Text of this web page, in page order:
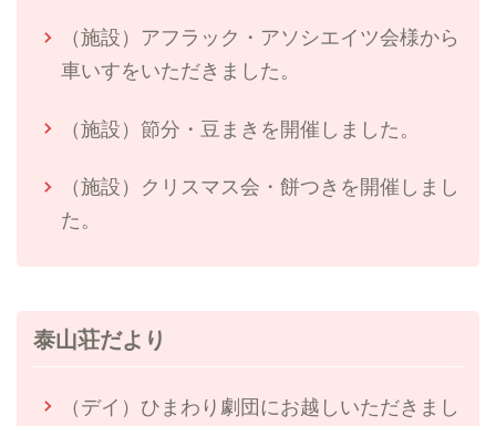
（施設）アフラック・アソシエイツ会様から
車いすをいただきました。
（施設）節分・豆まきを開催しました。
（施設）クリスマス会・餅つきを開催しまし
た。
泰山荘だより
（デイ）ひまわり劇団にお越しいただきまし